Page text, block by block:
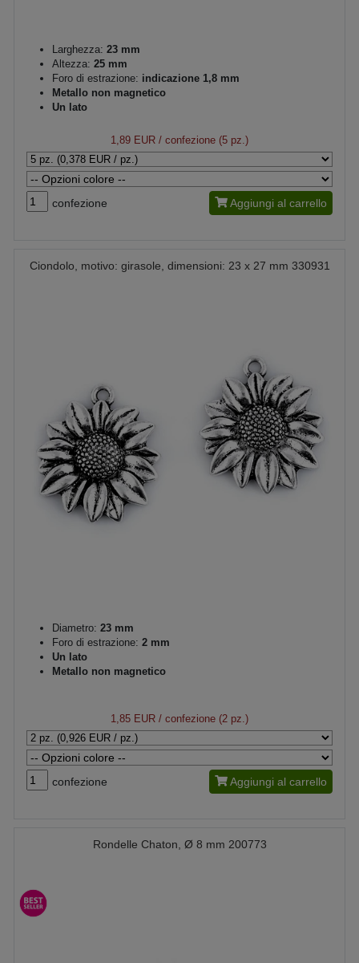
Larghezza: 23 mm
Altezza: 25 mm
Foro di estrazione: indicazione 1,8 mm
Metallo non magnetico
Un lato
1,89 EUR / confezione (5 pz.)
confezione Aggiungi al carrello
Ciondolo, motivo: girasole, dimensioni: 23 x 27 mm 330931
Diametro: 23 mm
Foro di estrazione: 2 mm
Un lato
Metallo non magnetico
1,85 EUR / confezione (2 pz.)
confezione Aggiungi al carrello
Rondelle Chaton, Ø 8 mm 200773